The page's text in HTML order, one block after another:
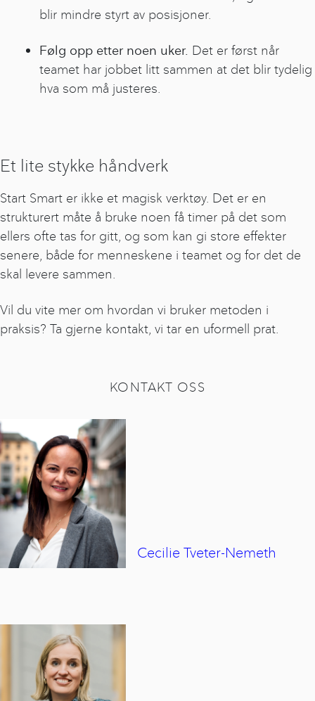
blir mindre styrt av posisjoner.
Følg opp etter noen uker. Det er først når
teamet har jobbet litt sammen at det blir tydelig
hva som må justeres.
Et lite stykke håndverk
Start Smart er ikke et magisk verktøy. Det er en
strukturert måte å bruke noen få timer på det som
ellers ofte tas for gitt, og som kan gi store effekter
senere, både for menneskene i teamet og for det de
skal levere sammen.
Vil du vite mer om hvordan vi bruker metoden i
praksis? Ta gjerne kontakt, vi tar en uformell prat.
KONTAKT OSS
Cecilie Tveter-Nemeth